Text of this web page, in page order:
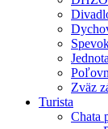
Zväz
Turista
Chata